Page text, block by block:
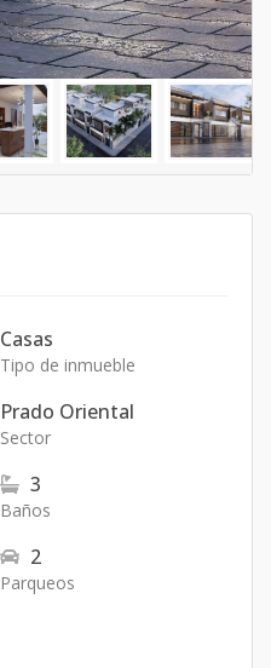
Casas
Tipo de inmueble
Prado Oriental
Sector
3
Baños
2
Parqueos